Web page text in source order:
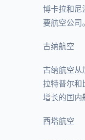
博卡拉和尼
要航空公司
古纳航空
古纳航空从
拉特普尔和
增长的国内
西塔航空